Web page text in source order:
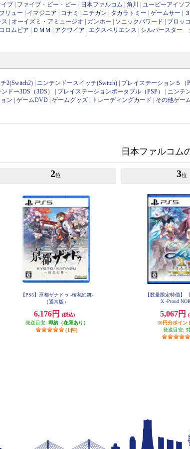
ブ ファイブ・ピー・ビー 日本ファルコム |角川 |ユービーアイソ
フリュー イマジニア コナミ ニチガン タカラトミー |ゲームサー
ス オーイズミ・アミュージオ ガンホー ソニックパワード ブロッ
ロムビア ＤＭＭ アクワイア エクスペリエンス シルバースター
2(Switch2) ニンテンドースイッチ(Switch) プレイステーション５（
ドー3DS（3DS） プレイステーションポータブル（PSP） ニンテ
ン |ゲームDVD |ゲームグッズ トレーディングカード その他ゲー
日本ファルコム
2位
【PS5】亰都ザナドゥ -桜花幻舞-
（通常版）
6,176円
(税込)
発送目安: 即納（在庫あり）
(1件)
3位
【数量限定特価】
X -Proud
5,067円
50円分ポイン
発送目安: 5